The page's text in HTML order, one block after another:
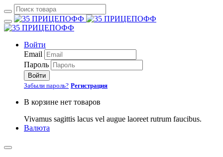
Войти
Email
Пароль
Войти
Забыли пароль? Регистрация
В корзине нет товаров
Vivamus sagittis lacus vel augue laoreet rutrum faucibus.
Валюта